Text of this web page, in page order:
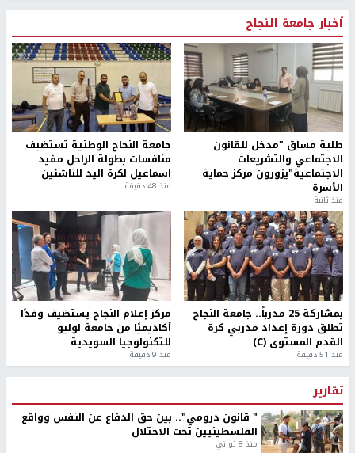
أخبار جامعة النجاح
طلبة مساق "مدخل للقانون
الاجتماعي والتشريعات
الاجتماعية"يزورون مركز حماية
الأسرة
منذ ثانية
جامعة النجاح الوطنية تستضيف
منافسات بطولة الراحل مفيد
اسماعيل لكرة اليد للناشئين
منذ 48 دقيقة
بمشاركة 25 مدرباً.. جامعة النجاح
تطلق دورة إعداد مدربي كرة
القدم المستوى (C)
منذ 51 دقيقة
مركز إعلام النجاح يستضيف وفدًا
أكاديميًا من جامعة لوليو
للتكنولوجيا السويدية
منذ 9 دقيقة
تقارير
" قانون درومي".. بين حق الدفاع عن النفس وواقع
الفلسطينيين تحت الاحتلال
منذ 8 ثواني